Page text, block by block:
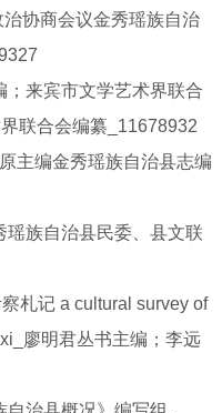
协商会议金秀瑶族自治
；来宾市文学艺术界联合
联合会编纂_11678932
主编金秀瑶族自治县志编
瑶族自治县民委、县文联
札记 a cultural survey of
廖明君丛书主编；李远